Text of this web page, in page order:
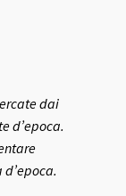
dai
d’epoca.